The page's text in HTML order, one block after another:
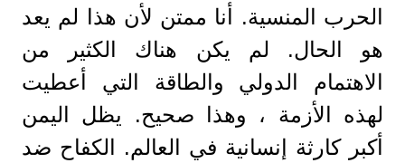
الحرب المنسية. أنا ممتن لأن هذا لم يعد
هو الحال. لم يكن هناك الكثير من
الاهتمام الدولي والطاقة التي أعطيت
لهذه الأزمة ، وهذا صحيح. يظل اليمن
أكبر كارثة إنسانية في العالم. الكفاح ضد